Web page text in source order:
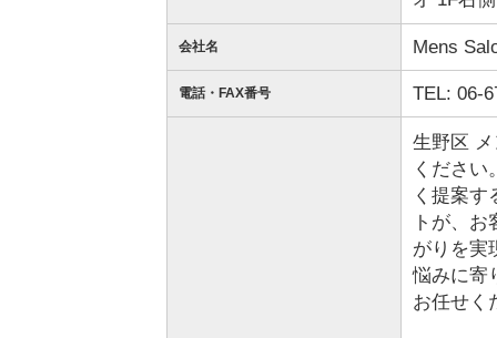
会社名 Mens
電話・FAX番号 TEL: 06-
生野区
くださ
く提案
トが、
がりを実
悩みに寄
お任せく